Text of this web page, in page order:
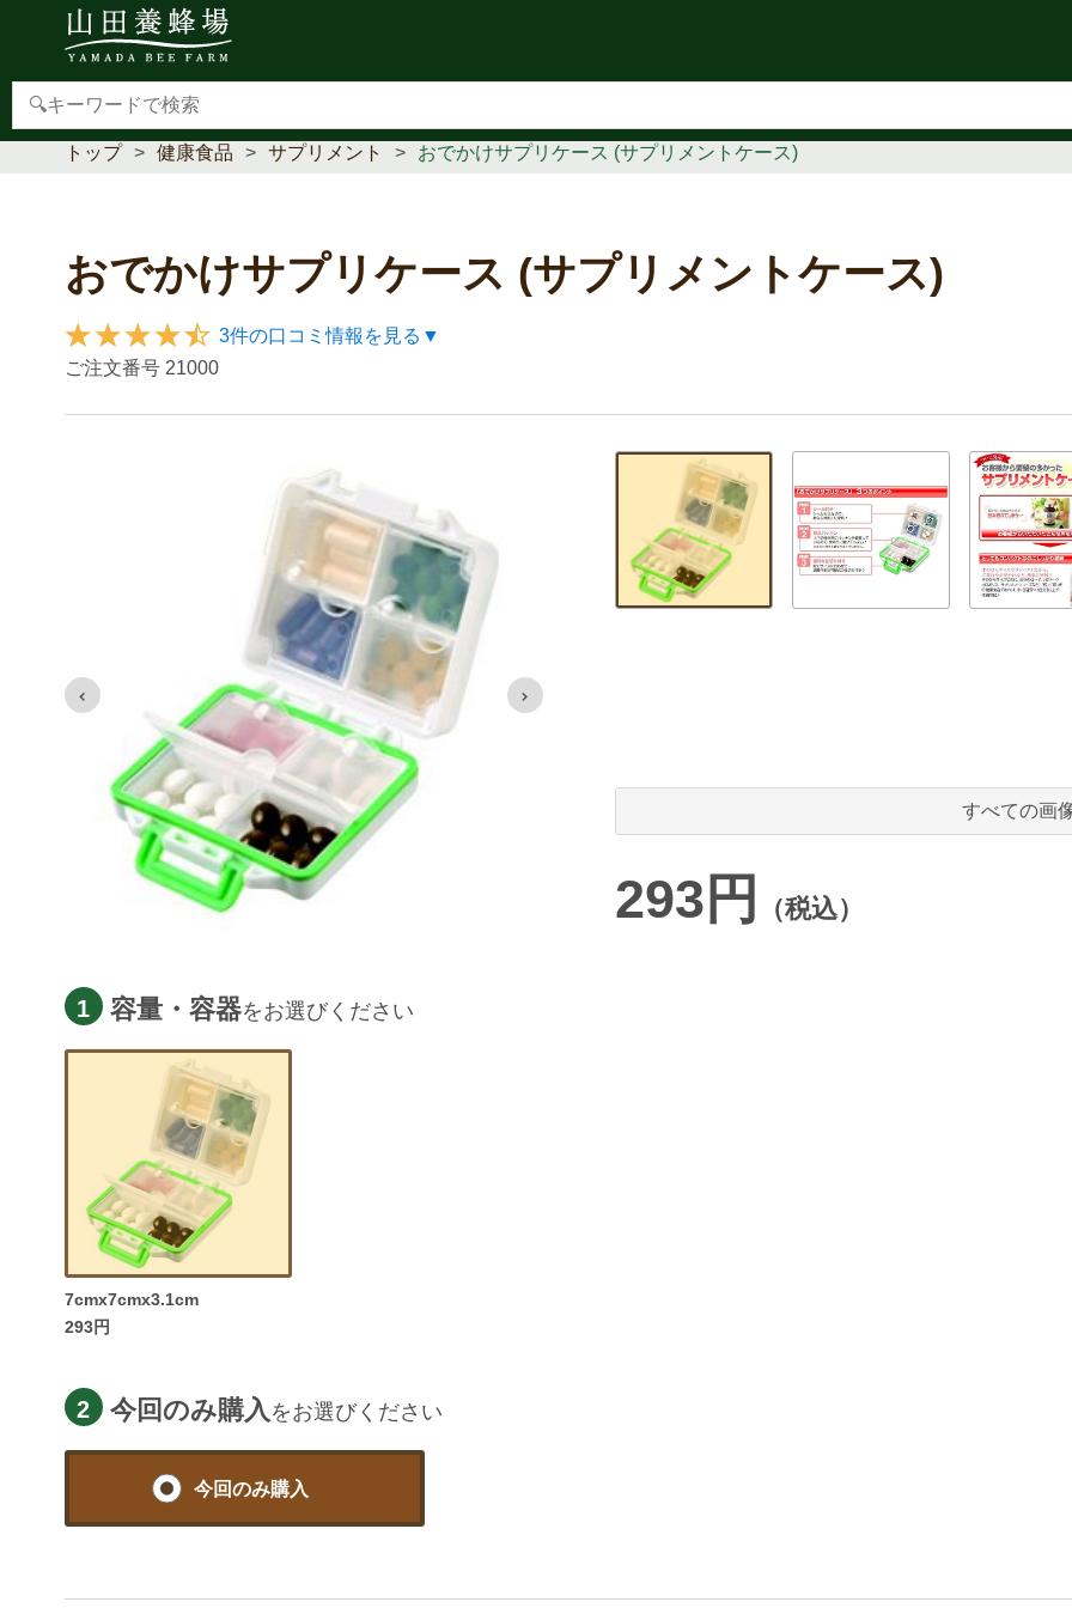
【重要】本人認証サービス(3Dセキュア2.0)導入のお知らせ
トップ 健康食品 サプリメント おでかけサプリケース (サプリメントケース)
おでかけサプリケース (サプリメントケース)
3件の口コミ情報を見る▼
ご注文番号 21000
すべての画
293円 （税込）
1 容量・容器をお選びください
7cmx7cmx3.1cm
293円
2 今回のみ購入 をお選びください
今回のみ購入